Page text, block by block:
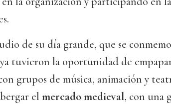
de su día grande, que se
tuvieron la oportunidad de
grupos de música, animación y
el mercado medieval, con una